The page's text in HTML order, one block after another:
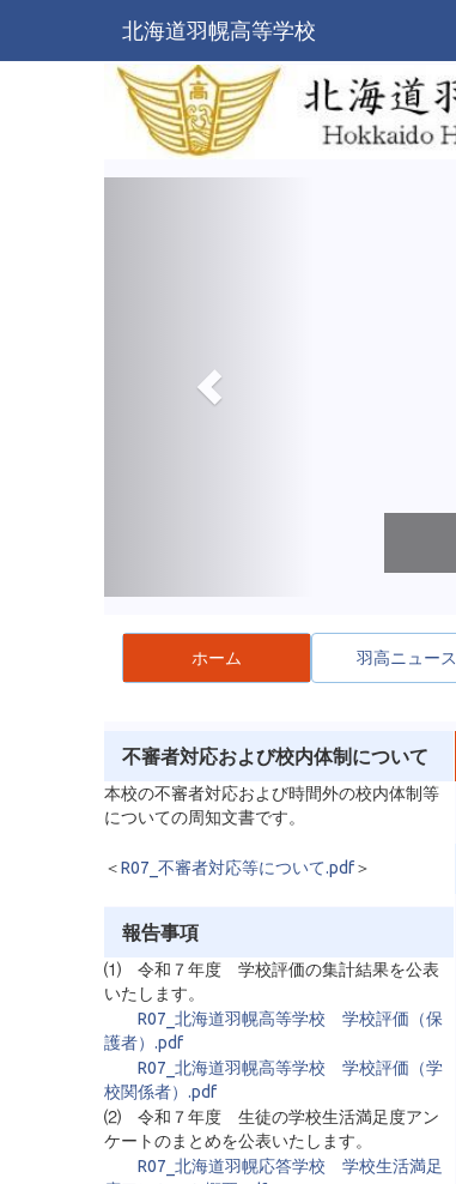
北海道羽幌高等学校
u
ホーム 羽高ニュース
不審者対応および校内体制について
本校の不審者対応および時間外の校内体制等
についての周知文書です。
＜R07_不審者対応等について.pdf＞
報告事項
⑴ 令和７年度 学校評価の集計結果を公表
いたします。
R07_北海道羽幌高等学校 学校評価（保
護者）.pdf
R07_北海道羽幌高等学校 学校評価（学
校関係者）.pdf
⑵ 令和７年度 生徒の学校生活満足度アン
ケートのまとめを公表いたします。
R07_北海道羽幌応答学校 学校生活満足